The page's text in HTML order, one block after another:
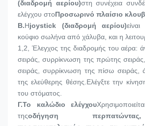
(διαδρομή αερίου)στη συνέχεια
ελέγχου στοΠροσωρινό πλαίσιο
Β.Ηjoystick (διαδρομή αερίου)
κούφιο σωλήνα από χάλυβα, και η
1, 2, Έλεγχος της διαδρομής του αέρα:
σειράς, συρρίκνωση της πρώτης
σειράς, συρρίκνωση της πίσω σειράς,
της ελεύθερης θέσης.Ελέγξτε την
του στόματος.
Γ.Το καλώδιο ελέγχου
τηςοδήγηση